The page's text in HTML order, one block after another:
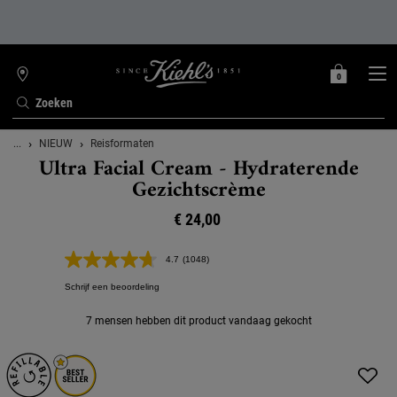
Zoeken
WINKELZOEKER
MIJN
0
0 PRODUCT
Hoofdinhoud
... NIEUW Reisformaten
Ultra Facial Cream - Hydraterende
Gezichtscrème
€ 24,00
4.7 Lees
paginalink.
(1048)
Schrijf een beoordeling
7 mensen hebben dit product vandaag gekocht